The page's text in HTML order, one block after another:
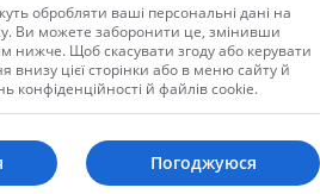
обробляти ваші персональні дані на
Ви можете заборонити це, змінивши
нижче. Щоб скасувати згоду або керувати
внизу цієї сторінки або в меню сайту й
конфіденційності й файлів cookie.
Погоджуюся